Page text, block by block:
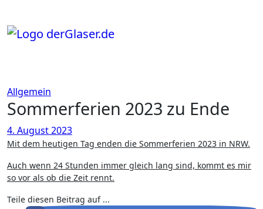
springen
Allgemein
Sommerferien 2023 zu Ende
4. August 2023
Mit dem heutigen Tag enden die Sommerferien 2023 in NRW.
Auch wenn 24 Stunden immer gleich lang sind, kommt es mir
so vor als ob die Zeit rennt.
Teile diesen Beitrag auf ...